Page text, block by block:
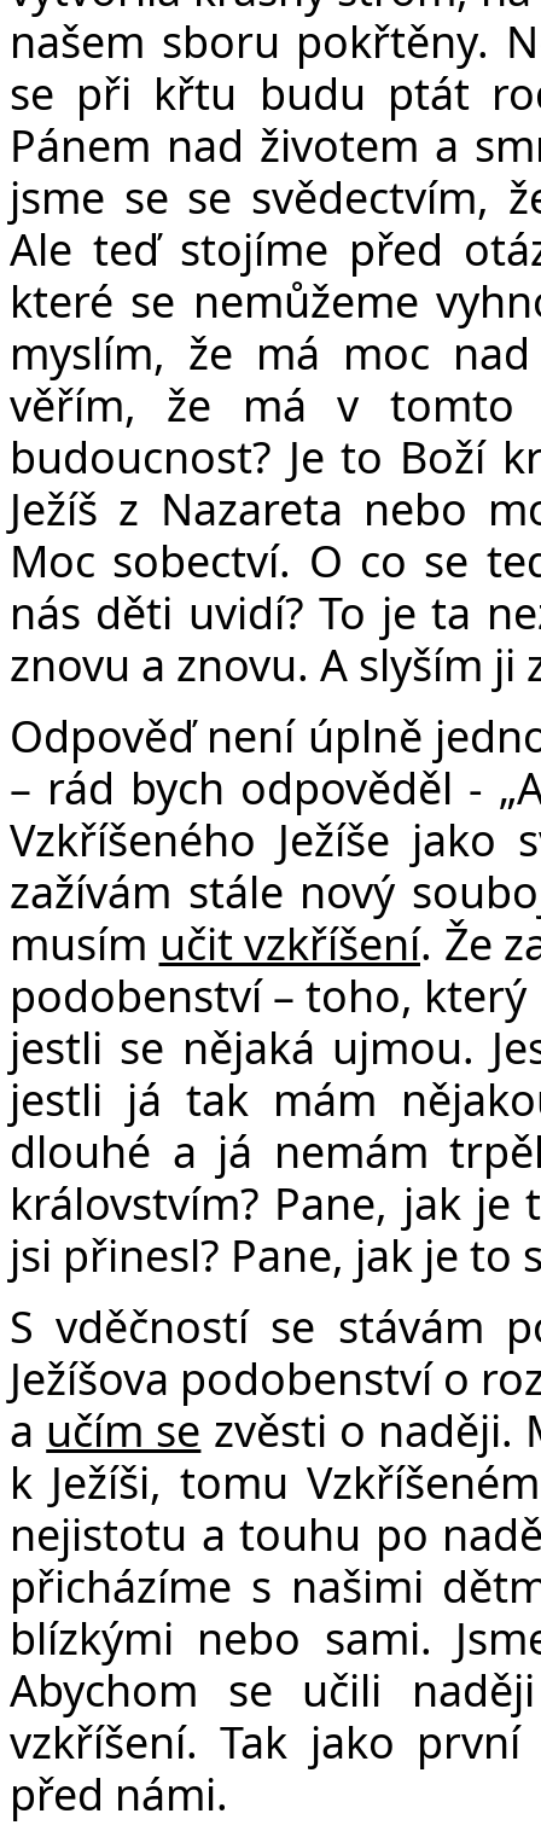
našem sboru pokřtěny.
se při křtu budu ptát
Pánem nad životem a
jsme se se svědectvím,
Ale teď stojíme před
které se nemůžeme
myslím, že má moc
věřím, že má v tomto
budoucnost? Je to Boží
Ježíš z Nazareta nebo
Moc sobectví. O co se
nás děti uvidí? To je ta
znovu a znovu. A slyším
Odpověď není úplně
– rád bych odpověděl -
Vzkříšeného Ježíše jako
zažívám stále nový
musím učit vzkříšení. Že
podobenství – toho,
jestli se nějaká ujmou.
jestli já tak mám
dlouhé a já nemám
královstvím? Pane, jak
jsi přinesl? Pane, jak je to
S vděčností se stávám
Ježíšova podobenství o
a učím se zvěsti o naději.
k Ježíši, tomu
nejistotu a touhu po
přicházíme s našimi
blízkými nebo sami.
Abychom se učili
vzkříšení. Tak jako
před námi.